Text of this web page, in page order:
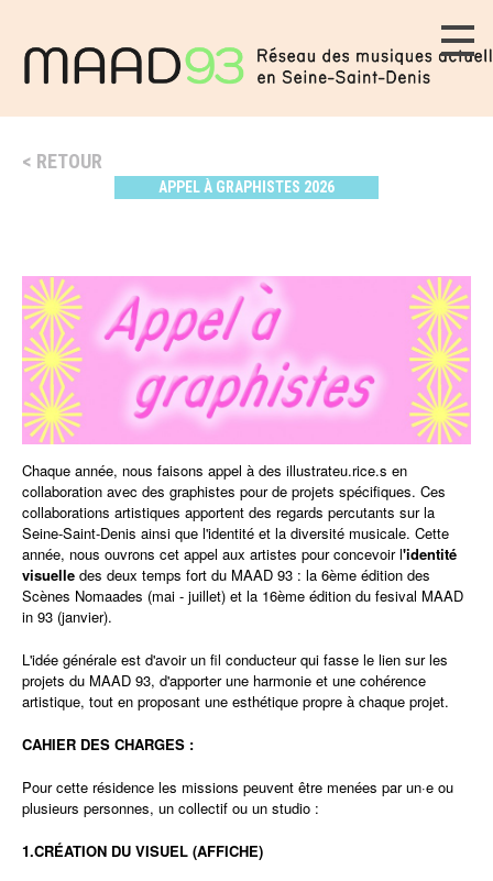
RETOUR
APPEL À GRAPHISTES 2026
Chaque année, nous faisons appel à des illustrateu.rice.s en
collaboration avec des graphistes pour de projets spécifiques. Ces
collaborations artistiques apportent des regards percutants sur la
Seine-Saint-Denis ainsi que l'identité et la diversité musicale. Cette
année, nous ouvrons cet appel aux artistes pour concevoir l'identité
visuelle des deux temps fort du MAAD 93 : la 6ème édition des
Scènes Nomaades (mai - juillet) et la 16ème édition du fesival MAAD
in 93 (janvier).
L'idée générale est d'avoir un fil conducteur qui fasse le lien sur les
projets du MAAD 93, d'apporter une harmonie et une cohérence
artistique, tout en proposant une esthétique propre à chaque projet.
CAHIER DES CHARGES :
Pour cette résidence les missions peuvent être menées par un·e ou
plusieurs personnes, un collectif ou un studio :
1.CRÉATION DU VISUEL (AFFICHE)